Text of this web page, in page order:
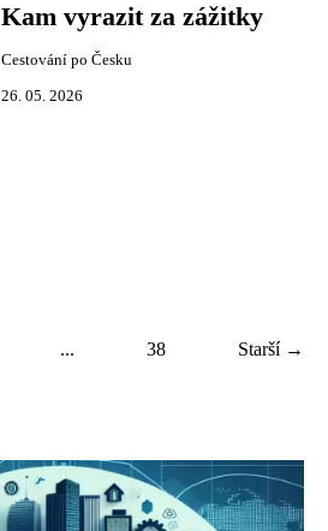
Kam vyrazit za zážitky
Cestování po Česku
26. 05. 2026
... 38 Starší →